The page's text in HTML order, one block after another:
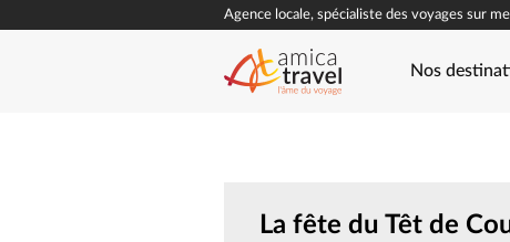
Agence locale, spécialiste des voyages sur
Nos
La fête du Têt de